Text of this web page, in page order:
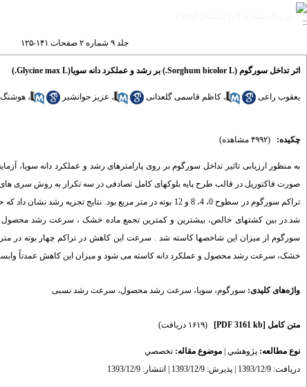
جلد ۹ شماره ۲ صفحات ۱۴۱-۱۲۵
اثر تداخل سورگوم (Sorghum bicolor L.) بر رشد و عملکرد دانه سویا(Glycine max L.)
یعقوب راعی ، کاظم قاسمی گلعذانی ، عزیز جوانشیر ، هوشنگ
چکیده: (۴۹۹۲ مشاهده)
تراکم سورگوم در سطوح 0، 4، 8 و 12 بوته در متر مربع
سورگوم از میزان این شاخصها کاسته شد . سرعت این کاهش در تراکم چهار بوته در متر
خشک، سرعت رشد محصول و عملکرد دانه کاسته می شود و میزان این کاهش عمدتاً وابسته
واژه‌های کلیدی: سورگوم، سویا، سرعت رشد محصول، سرعت رشد نسبی
متن کامل [PDF 3161 kb] (۱۶۱۹ دریافت)
نوع مطالعه: پژوهشي موضوع مقاله: تخصصي
دریافت: 1393/12/9 | پذیرش: 1393/12/9 | انتشار: 1393/12/9